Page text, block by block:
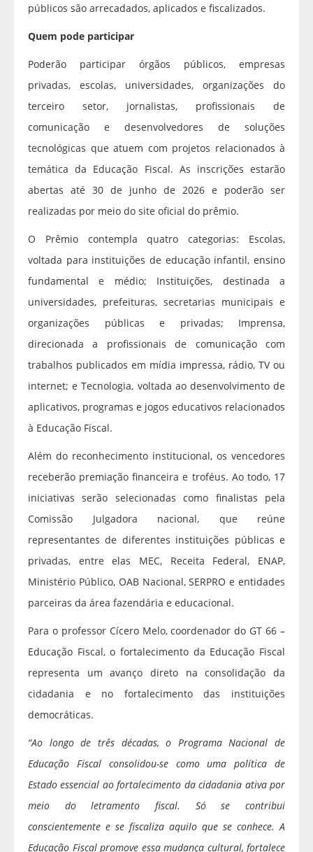
públicos são arrecadados, aplicados e fiscalizados.
Quem pode participar
Poderão participar órgãos públicos, empresas
privadas, escolas, universidades, organizações do
terceiro setor, jornalistas, profissionais de
comunicação e desenvolvedores de soluções
tecnológicas que atuem com projetos relacionados à
temática da Educação Fiscal. As inscrições estarão
abertas até 30 de junho de 2026 e poderão ser
realizadas por meio do site oficial do prêmio.
O Prêmio contempla quatro categorias: Escolas,
voltada para instituições de educação infantil, ensino
fundamental e médio; Instituições, destinada a
universidades, prefeituras, secretarias municipais e
organizações públicas e privadas; Imprensa,
direcionada a profissionais de comunicação com
trabalhos publicados em mídia impressa, rádio, TV ou
internet; e Tecnologia, voltada ao desenvolvimento de
aplicativos, programas e jogos educativos relacionados
à Educação Fiscal.
Além do reconhecimento institucional, os vencedores
receberão premiação financeira e troféus. Ao todo, 17
iniciativas serão selecionadas como finalistas pela
Comissão Julgadora nacional, que reúne
representantes de diferentes instituições públicas e
privadas, entre elas MEC, Receita Federal, ENAP,
Ministério Público, OAB Nacional, SERPRO e entidades
parceiras da área fazendária e educacional.
Para o professor Cícero Melo, coordenador do GT 66 –
Educação Fiscal, o fortalecimento da Educação Fiscal
representa um avanço direto na consolidação da
cidadania e no fortalecimento das instituições
democráticas.
“Ao longo de três décadas, o Programa Nacional de
Educação Fiscal consolidou-se como uma política de
Estado essencial ao fortalecimento da cidadania ativa por
meio do letramento fiscal. Só se contribui
conscientemente e se fiscaliza aquilo que se conhece. A
Educação Fiscal promove essa mudança cultural, fortalece